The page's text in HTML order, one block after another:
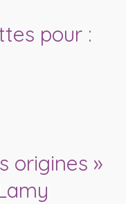
pour :
origines »